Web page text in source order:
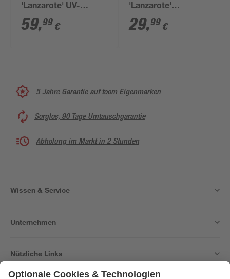
'Lanzarote' UV-
beständig/wasserabweisend
360 x 360 cm
59,99 €
'Lanzarote'
wasserabweisend/UV-
beständig 400 x 400 x
29,99 €
5 Jahre Garantie auf toom Eigenmarken
Sorglos, 90 Tage Umtauschgarantie
Abholung im Markt in 2 Stunden
Wissen & Service
Unternehmen
Nützliche Links